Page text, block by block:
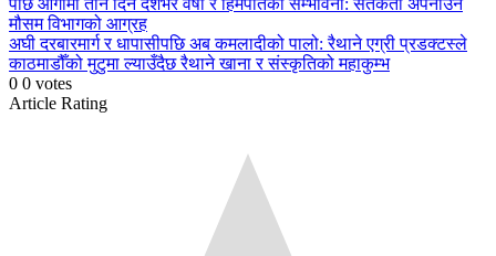
Continue
Reading
मौसम विभागको आग्रह
अघीदरबारमार्ग र धापासीपछि अब कमलादीको पालो: रैथाने एग्री प्रडक्टस्ले
काठमाडौँको मुटुमा ल्याउँदैछ रैथाने खाना र संस्कृतिको महाकुम्भ
0 0 votes
Article Rating